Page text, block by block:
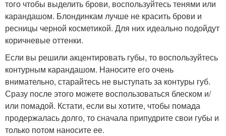
того чтобы выделить брови, воспользуйтесь тенями или
карандашом. Блондинкам лучше не красить брови и
ресницы черной косметикой. Для них идеально подойдут
коричневые оттенки.
Если вы решили акцентировать губы, то воспользуйтесь
контурным карандашом. Наносите его очень
внимательно, старайтесь не выступать за контуры губ.
Сразу после этого можете воспользоваться блеском и/
или помадой. Кстати, если вы хотите, чтобы помада
продержалась долго, то сначала припудрите свои губы и
только потом наносите ее.